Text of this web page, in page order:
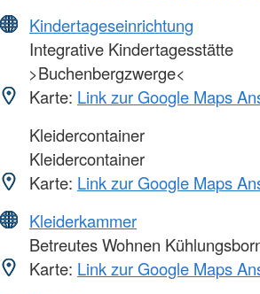
Kindertageseinrichtung
Integrative Kindertagesstätte
>Buchenbergzwerge<
Karte: Link zur Google Maps
Kleidercontainer
Kleidercontainer
Karte: Link zur Google Maps
Kleiderkammer
Betreutes Wohnen
Karte: Link zur Google Maps